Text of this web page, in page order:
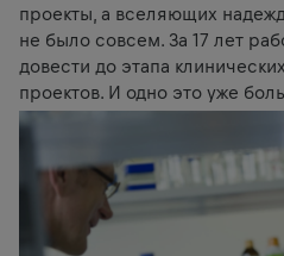
проекты, а вселяющих
не было совсем. За 17 лет
довести до этапа
проектов. И одно это уже